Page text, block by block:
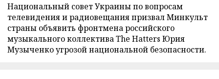
Национальный совет Украины по вопросам
телевидения и радиовещания призвал Минкульт
страны объявить фронтмена российского
музыкального коллектива The Hatters Юрия
Музыченко угрозой национальной безопасности.